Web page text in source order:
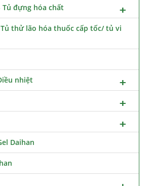
đựng hóa chất
thử lão hóa thuốc cấp tốc/ tủ vi
nhiệt
Daihan